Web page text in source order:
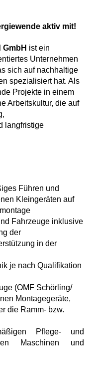
aktiv mit!
GmbH ist ein
Unternehmen
sich auf nachhaltige
spezialisiert hat. Als
Projekte in einem
Arbeitskultur, die auf
langfristige
Führen und
Kleingeräten auf
Fahrzeuge inklusive
der
in der
je nach Qualifikation
(OMF Schörling/
Montagegeräte,
die Ramm- bzw.
Pflege- und
Maschinen und